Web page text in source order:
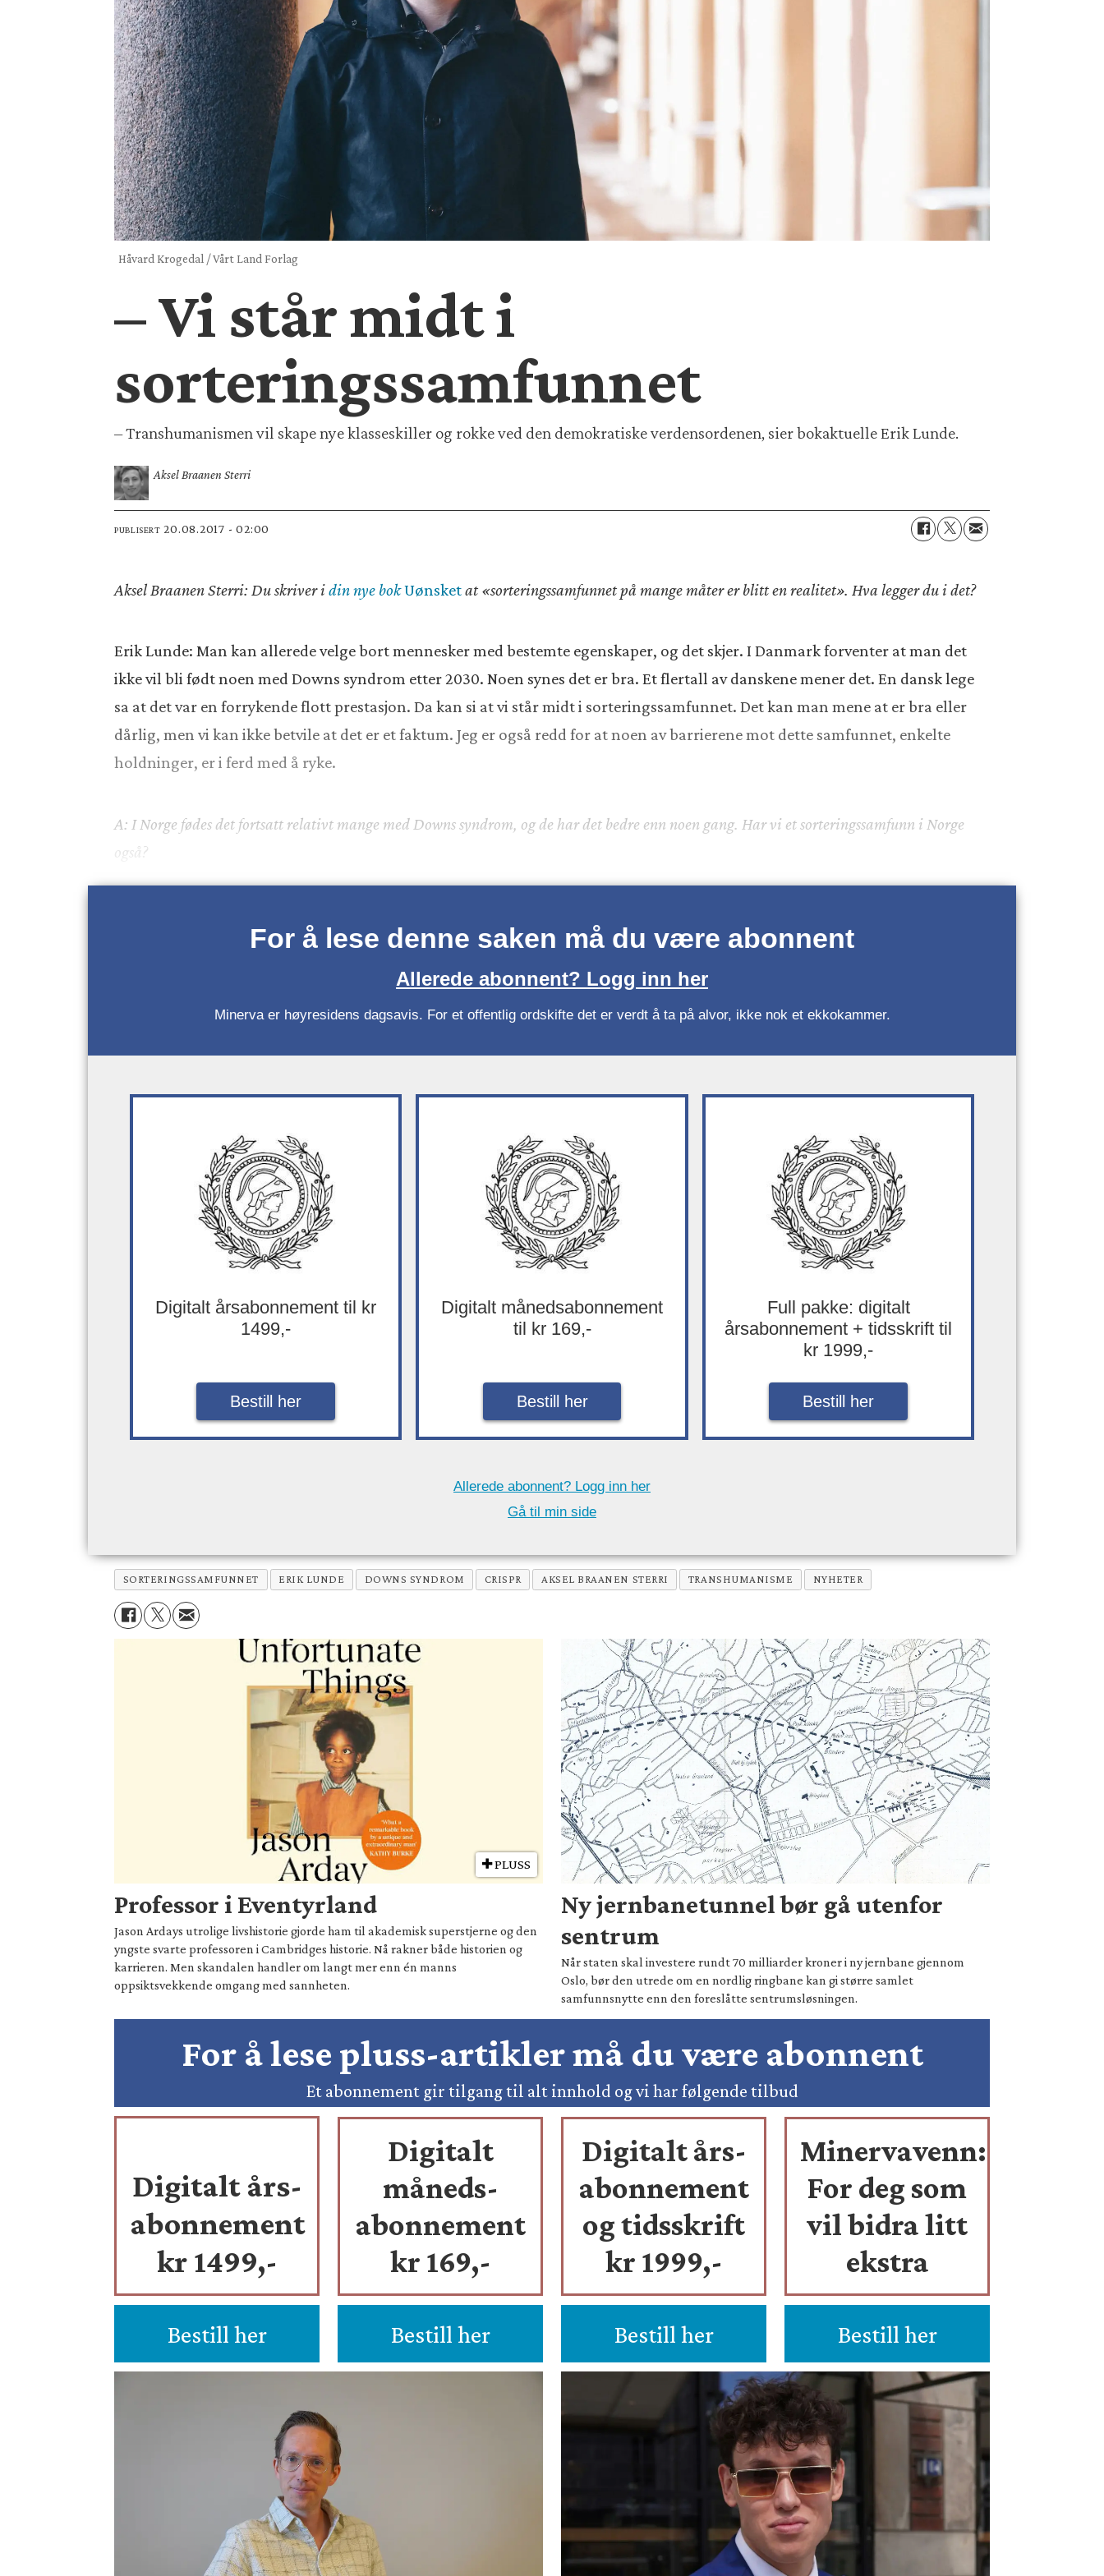
Håvard Krogedal / Vårt Land Forlag
– Vi står midt i
sorteringssamfunnet
– Transhumanismen vil skape nye klasseskiller og rokke ved den demokratiske verdensordenen, sier bokaktuelle Erik Lunde.
Aksel Braanen Sterri
PUBLISERT 20.08.2017 - 02:00
Aksel Braanen Sterri: Du skriver idin nye bokUønsketat «sorteringssamfunnet på mange måter er blitt en realitet». Hva legger du i det?
Erik Lunde: Man kan allerede velge bort mennesker med bestemte egenskaper, og det skjer. I Danmark forventer at man det
ikke vil bli født noen med Downs syndrom etter 2030. Noen synes det er bra. Et flertall av danskene mener det. En dansk lege
sa at det var en forrykende flott prestasjon. Da kan si at vi står midt i sorteringssamfunnet. Det kan man mene at er bra eller
dårlig, men vi kan ikke betvile at det er et faktum. Jeg er også redd for at noen av barrierene mot dette samfunnet, enkelte
holdninger, er i ferd med å ryke.
A: I Norge fødes det fortsatt relativt mange med Downs syndrom, og de har det bedre enn noen gang. Har vi et sorteringssamfunn i Norge
også?
For å lese denne saken må du være abonnent
Allerede abonnent? Logg inn her
Minerva er høyresidens dagsavis. For et offentlig ordskifte det er verdt å ta på alvor, ikke nok et ekkokammer.
Digitalt årsabonnement til kr
1499,-
Bestill her
Digitalt månedsabonnement
til kr 169,-
Bestill her
Full pakke: digitalt
årsabonnement + tidsskrift til
kr 1999,-
Bestill her
Allerede abonnent? Logg inn her
Gå til min side
SORTERINGSSAMFUNNET ERIK LUNDE DOWNS SYNDROM CRISPR AKSEL BRAANEN STERRI TRANSHUMANISME NYHETER
PLUSS
Professor i Eventyrland
Jason Ardays utrolige livshistorie gjorde ham til akademisk superstjerne og den
yngste svarte professoren i Cambridges historie. Nå rakner både historien og
karrieren. Men skandalen handler om langt mer enn én manns
oppsiktsvekkende omgang med sannheten.
Ny jernbanetunnel bør gå utenfor
sentrum
Når staten skal investere rundt 70 milliarder kroner i ny jernbane gjennom
Oslo, bør den utrede om en nordlig ringbane kan gi større samlet
samfunnsnytte enn den foreslåtte sentrumsløsningen.
For å lese pluss-artikler må du være abonnent
Et abonnement gir tilgang til alt innhold og vi har følgende tilbud
Digitalt års-
abonnement
kr 1499,-
Bestill her
Digitalt
måneds-
abonnement
kr 169,-
Bestill her
Digitalt års-
abonnement
og tidsskrift
kr 1999,-
Bestill her
Minervavenn:
For deg som
vil bidra litt
ekstra
Bestill her